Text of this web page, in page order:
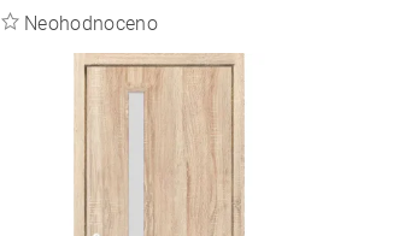
Neohodnoceno